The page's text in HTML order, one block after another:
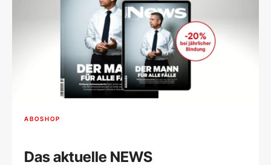
ABOSHOP
Das aktuelle NEWS